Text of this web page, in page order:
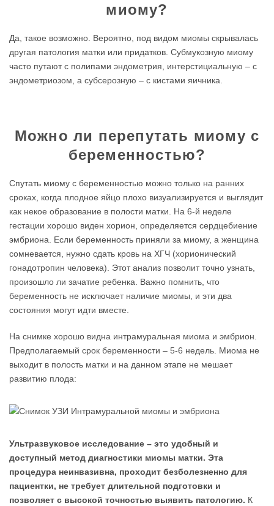
миому?
Да, такое возможно. Вероятно, под видом миомы скрывалась
другая патология матки или придатков. Субмукозную миому
часто путают с полипами эндометрия, интерстициальную – с
эндометриозом, а субсерозную – с кистами яичника.
Можно ли перепутать миому с
беременностью?
Спутать миому с беременностью можно только на ранних
сроках, когда плодное яйцо плохо визуализируется и выглядит
как некое образование в полости матки. На 6-й неделе
гестации хорошо виден хорион, определяется сердцебиение
эмбриона. Если беременность приняли за миому, а женщина
сомневается, нужно сдать кровь на ХГЧ (хорионический
гонадотропин человека). Этот анализ позволит точно узнать,
произошло ли зачатие ребенка. Важно помнить, что
беременность не исключает наличие миомы, и эти два
состояния могут идти вместе.
На снимке хорошо видна интрамуральная миома и эмбрион.
Предполагаемый срок беременности – 5-6 недель. Миома не
выходит в полость матки и на данном этапе не мешает
развитию плода:
Ультразвуковое исследование – это удобный и
доступный метод диагностики миомы матки. Эта
процедура неинвазивна, проходит безболезненно для
пациентки, не требует длительной подготовки и
позволяет с высокой точностью выявить патологию. К